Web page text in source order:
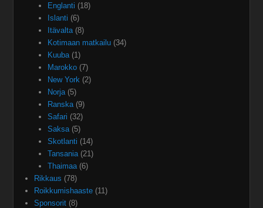
Englanti (18)
Islanti (6)
Itävalta(8)
Kotimaan matkailu(34)
Kuuba(1)
Marokko(7)
New York (2)
Norja(5)
Ranska(9)
Safari (32)
Saksa(5)
Skotlanti (14)
Tansania(21)
Thaimaa(6)
Rikkaus (78)
Roikkumishaaste (11)
Sponsorit (8)